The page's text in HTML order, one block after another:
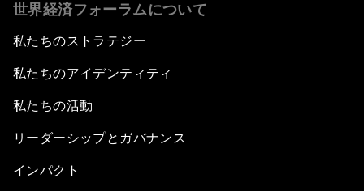
世界経済フォーラムについて
私たちのストラテジー
私たちのアイデンティティ
私たちの活動
リーダーシップとガバナンス
インパクト